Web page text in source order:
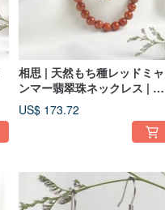
相思 | 天然もち種レッドミャ
ンマー翡翠珠ネックレス | 天
然 A 貨翡翠ネックレス
US$ 173.72